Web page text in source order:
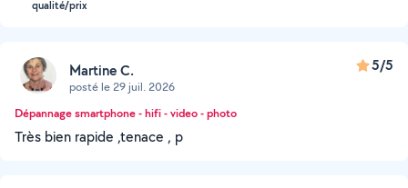
qualité/prix
Martine C.
posté le 29 juil. 2026
5/5
Dépannage smartphone - hifi - video - photo
Très bien rapide ,tenace , p